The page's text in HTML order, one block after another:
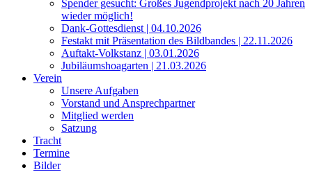
Spender gesucht: Großes Jugendprojekt nach 20 Jahren
wieder möglich!
Dank-Gottesdienst | 04.10.2026
Festakt mit Präsentation des Bildbandes | 22.11.2026
Auftakt-Volkstanz | 03.01.2026
Jubiläumshoagarten | 21.03.2026
Verein
Unsere Aufgaben
Vorstand und Ansprechpartner
Mitglied werden
Satzung
Tracht
Termine
Bilder